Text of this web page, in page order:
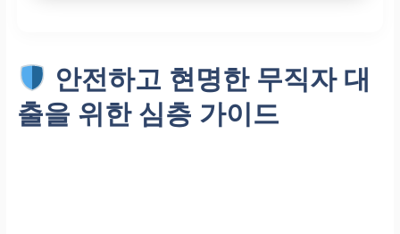
안전하고 현명한 무직자 대
출을 위한 심층 가이드